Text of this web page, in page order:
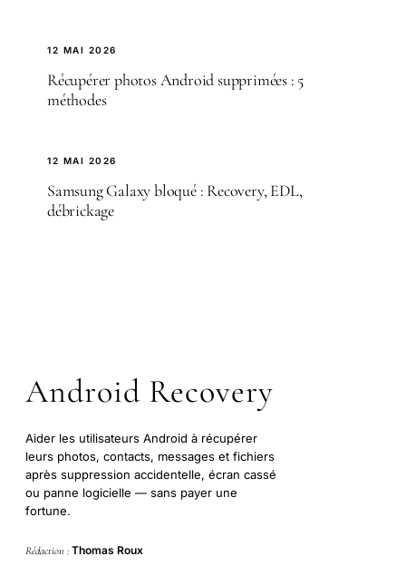
12 MAI 2026
Récupérer photos Android supprimées : 5
méthodes
12 MAI 2026
Samsung Galaxy bloqué : Recovery, EDL,
débrickage
Android Recovery
Aider les utilisateurs Android à récupérer
leurs photos, contacts, messages et fichiers
après suppression accidentelle, écran cassé
ou panne logicielle — sans payer une
fortune.
Rédaction : Thomas Roux